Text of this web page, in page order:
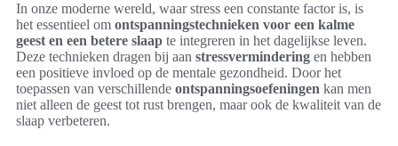
In onze moderne wereld, waar stress een constante factor is, is
het essentieel om ontspanningstechnieken voor een kalme
geest en een betere slaap te integreren in het dagelijkse leven.
Deze technieken dragen bij aan stressvermindering en hebben
een positieve invloed op de mentale gezondheid. Door het
toepassen van verschillende ontspanningsoefeningen kan men
niet alleen de geest tot rust brengen, maar ook de kwaliteit van de
slaap verbeteren.